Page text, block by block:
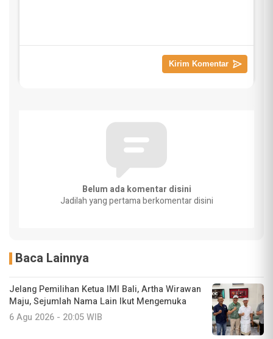
Belum ada komentar disini
Jadilah yang pertama berkomentar disini
Baca Lainnya
Jelang Pemilihan Ketua IMI Bali, Artha Wirawan
Maju, Sejumlah Nama Lain Ikut Mengemuka
6 Agu 2026 - 20:05 WIB